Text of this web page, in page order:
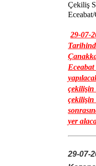
Çekiliş
29-07-
çekilişin
çekilişin
yer
29-07-